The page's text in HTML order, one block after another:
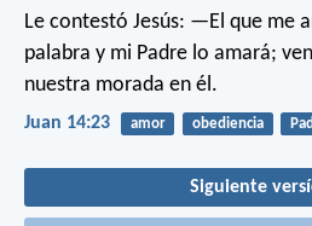
Le contestó Jesús: —El que me
palabra y mi Padre lo amará;
nuestra morada en él.
Juan 14:23 amor obediencia
Siguiente